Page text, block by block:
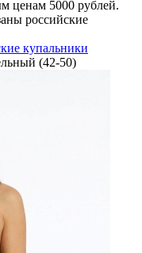
ценам 5000 рублей.
российские
купальники
(42-50)